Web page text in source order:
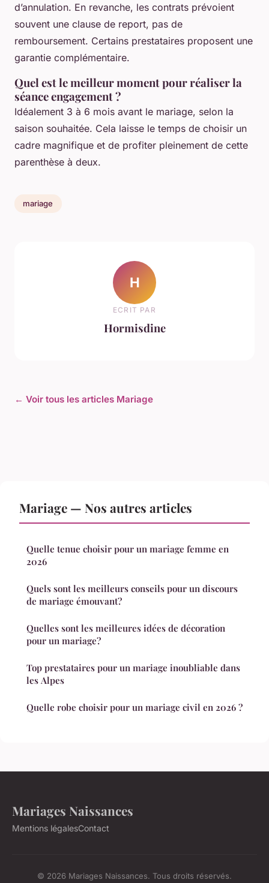
d’annulation. En revanche, les contrats prévoient
souvent une clause de report, pas de
remboursement. Certains prestataires proposent une
garantie complémentaire.
Quel est le meilleur moment pour réaliser la
séance engagement ?
Idéalement 3 à 6 mois avant le mariage, selon la
saison souhaitée. Cela laisse le temps de choisir un
cadre magnifique et de profiter pleinement de cette
parenthèse à deux.
mariage
H
ECRIT PAR
Hormisdine
← Voir tous les articles Mariage
Mariage — Nos autres articles
Quelle tenue choisir pour un mariage femme en
2026
Quels sont les meilleurs conseils pour un discours
de mariage émouvant?
Quelles sont les meilleures idées de décoration
pour un mariage?
Top prestataires pour un mariage inoubliable dans
les Alpes
Quelle robe choisir pour un mariage civil en 2026 ?
Mariages Naissances
Mentions légalesContact
© 2026 Mariages Naissances. Tous droits réservés.